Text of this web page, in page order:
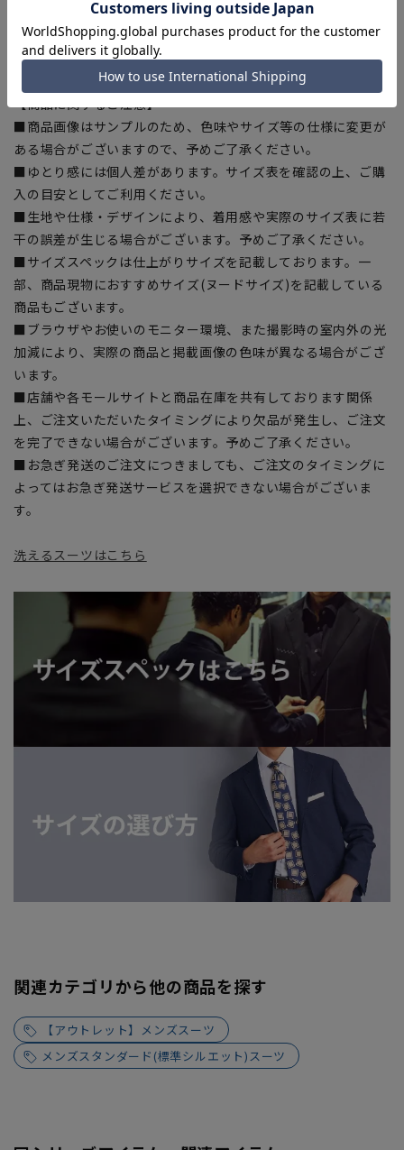
『ECOBLUE』を使用しています。
【シルエット】《ゆったり》 (当社比)
【商品に関するご注意】
■商品画像はサンプルのため、色味やサイズ等の仕様に変更が
ある場合がございますので、予めご了承ください。
■ゆとり感には個人差があります。サイズ表を確認の上、ご購
入の目安としてご利用ください。
■生地や仕様・デザインにより、着用感や実際のサイズ表に若
干の誤差が生じる場合がございます。予めご了承ください。
■サイズスペックは仕上がりサイズを記載しております。一
部、商品現物におすすめサイズ(ヌードサイズ)を記載している
商品もございます。
■ブラウザやお使いのモニター環境、また撮影時の室内外の光
加減により、実際の商品と掲載画像の色味が異なる場合がござ
います。
■店舗や各モールサイトと商品在庫を共有しております関係
上、ご注文いただいたタイミングにより欠品が発生し、ご注文
を完了できない場合がございます。予めご了承ください。
■お急ぎ発送のご注文につきましても、ご注文のタイミングに
よってはお急ぎ発送サービスを選択できない場合がございま
す。
洗えるスーツはこちら
関連カテゴリから他の商品を探す
【アウトレット】メンズスーツ
メンズスタンダード(標準シルエット)スーツ